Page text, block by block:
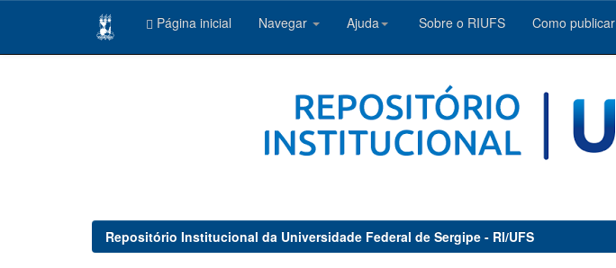
Página inicial Navegar Ajuda Sobre o RIUFS Como publicar
Repositório Institucional da Universidade Federal de Sergipe - RI/UFS